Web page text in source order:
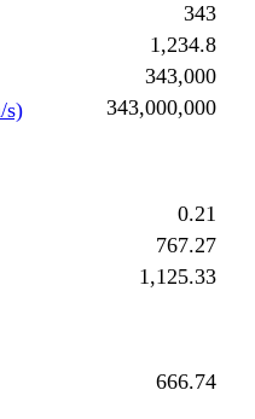
343
1,234.8
343,000
s)
343,000,000
0.21
767.27
1,125.33
666.74